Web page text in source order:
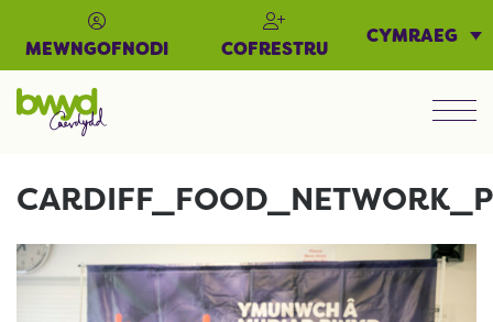
MEWNGOFNODI COFRESTRU
CYMRAEG